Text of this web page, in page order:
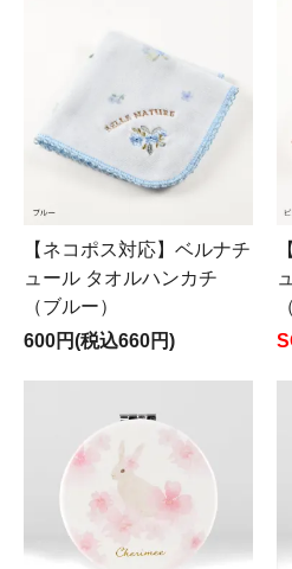
【ネコポス対応】ベルナチ
ュール タオルハンカチ
（ブルー）
600円(税込660円)